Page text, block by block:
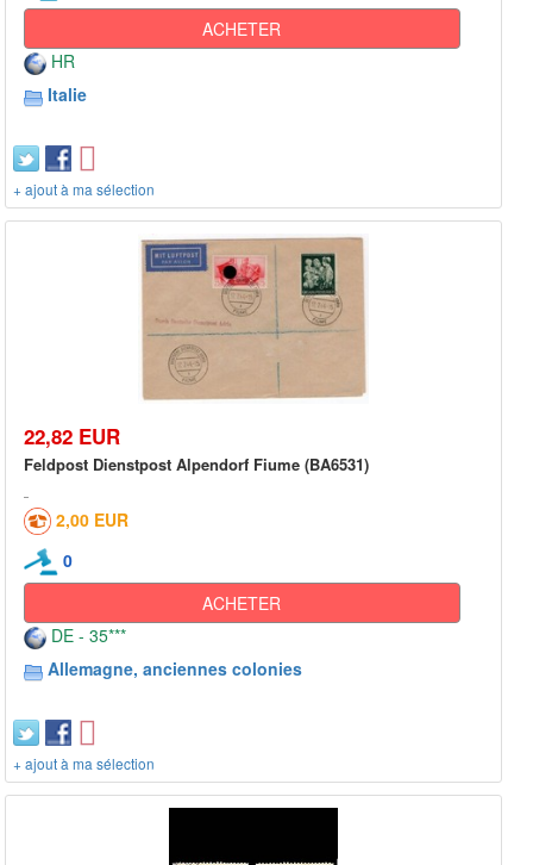
ACHETER
HR
Italie
+ ajout à ma sélection
22,82 EUR
Feldpost Dienstpost Alpendorf Fiume (BA6531)
2,00 EUR
0
ACHETER
DE - 35***
Allemagne, anciennes colonies
+ ajout à ma sélection